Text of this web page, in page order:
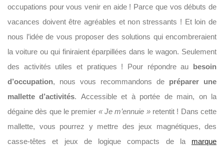
occupations pour vous venir en aide ! Parce que vos débuts de
vacances doivent être agréables et non stressants ! Et loin de
nous l’idée de vous proposer des solutions qui encombreraient
la voiture ou qui finiraient éparpillées dans le wagon. Seulement
des activités utiles et pratiques ! Pour répondre au besoin
d’occupation, nous vous recommandons de préparer une
mallette d’activités. Accessible et à portée de main, on la
dégaine dès que le premier « Je m’ennuie »retentit ! Dans cette
mallette, vous pourrez y mettre des jeux magnétiques, des
casse-têtes et jeux de logique compacts de la marque